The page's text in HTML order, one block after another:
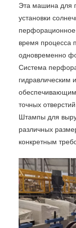
Эта машина для
установки
перфорационное
время процесса
одновременно
Система
гидравлическим
точных
Штампы для
различных
конкретным